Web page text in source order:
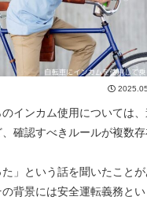
インカム使用については
確認すべきルールが複数存
た」という話を聞いたこと
背景には安全運転義務と